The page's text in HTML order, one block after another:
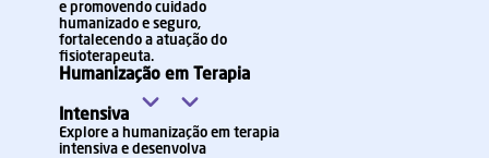
e promovendo cuidado
humanizado e seguro,
fortalecendo a atuação do
fisioterapeuta.
Humanização em Terapia
Intensiva
Explore a humanização em terapia
intensiva e desenvolva